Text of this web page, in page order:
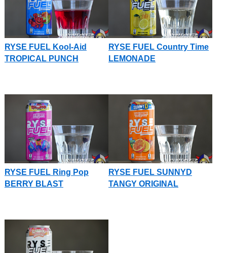
RYSE FUEL Kool-Aid
TROPICAL PUNCH
RYSE FUEL Country Time
LEMONADE
RYSE FUEL Ring Pop
BERRY BLAST
RYSE FUEL SUNNYD
TANGY ORIGINAL